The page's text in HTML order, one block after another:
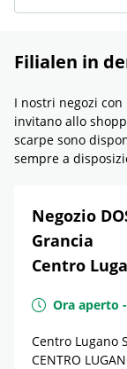
Filialen in
I nostri negozi
invitano allo
scarpe sono
sempre a
Negozio
Grancia
Centro
Ora aperto -
Centro Lugano
CENTRO